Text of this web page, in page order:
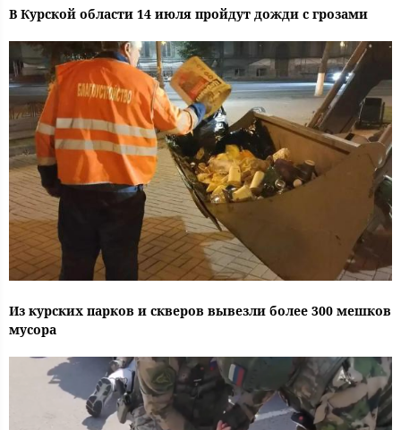
В Курской области 14 июля пройдут дожди с грозами
Из курских парков и скверов вывезли более 300 мешков
мусора